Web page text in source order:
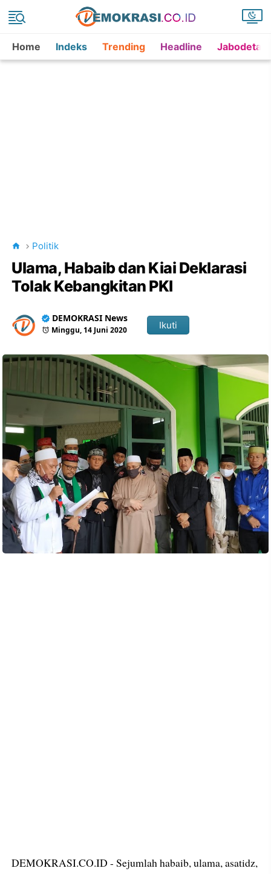
Home Indeks Trending Headline
Politik
Ulama, Habaib dan Kiai Deklarasi
Tolak Kebangkitan PKI
DEMOKRASI News
Minggu, 14 Juni 2020 Ikuti
DEMOKRASI.CO.ID - Sejumlah habaib, ulama, asatidz,